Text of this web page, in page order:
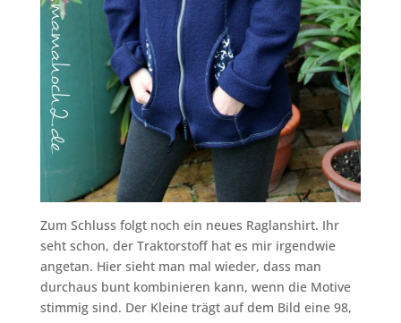
Zum Schluss folgt noch ein neues Raglanshirt. Ihr
seht schon, der Traktorstoff hat es mir irgendwie
angetan. Hier sieht man mal wieder, dass man
durchaus bunt kombinieren kann, wenn die Motive
stimmig sind. Der Kleine trägt auf dem Bild eine 98,